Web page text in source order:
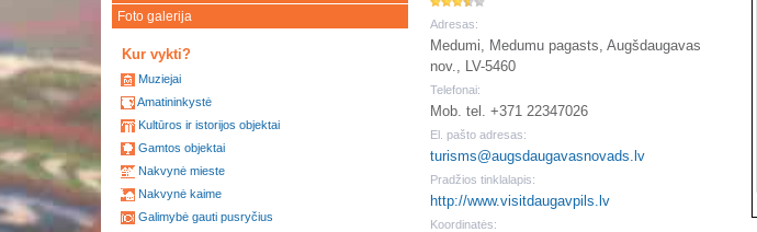
Foto galerija
Kur vykti?
Muziejai
Amatininkystė
Kultūros ir istorijos objektai
Gamtos objektai
Nakvynė mieste
Nakvynė kaime
Galimybė gauti pusryčius
Adresas:
Medumi, Medumu pagasts, Augšdaugavas
nov., LV-5460
Telefonai:
Mob. tel. +371 22347026
El. pašto adresas:
turisms@augsdaugavasnovads.lv
Pradžios tinklalapis:
http://www.visitdaugavpils.lv
Koordinatės: